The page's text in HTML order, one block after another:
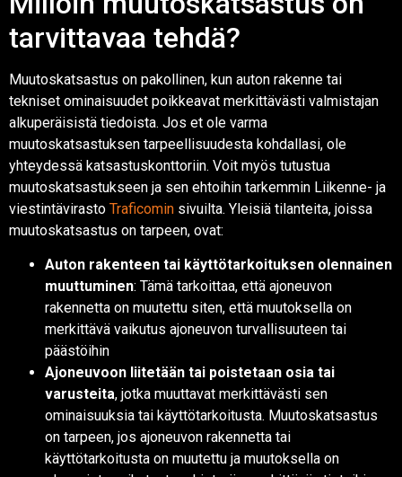
tarvittavaa tehdä?
Muutoskatsastus on pakollinen, kun auton rakenne tai
tekniset ominaisuudet poikkeavat merkittävästi valmistajan
alkuperäisistä tiedoista. Jos et ole varma
muutoskatsastuksen tarpeellisuudesta kohdallasi, ole
yhteydessä katsastuskonttoriin. Voit myös tutustua
muutoskatsastukseen ja sen ehtoihin tarkemmin Liikenne- ja
viestintävirasto Traficomin sivuilta. Yleisiä tilanteita, joissa
muutoskatsastus on tarpeen, ovat:
Auton rakenteen tai käyttötarkoituksen olennainen
muuttuminen: Tämä tarkoittaa, että ajoneuvon
rakennetta on muutettu siten, että muutoksella on
merkittävä vaikutus ajoneuvon turvallisuuteen tai
päästöihin
Ajoneuvoon liitetään tai poistetaan osia tai
varusteita, jotka muuttavat merkittävästi sen
ominaisuuksia tai käyttötarkoitusta. Muutoskatsastus
on tarpeen, jos ajoneuvon rakennetta tai
käyttötarkoitusta on muutettu ja muutoksella on